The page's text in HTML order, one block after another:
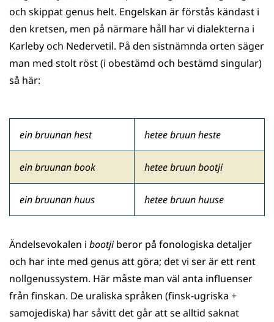
och skippat genus helt. Engelskan är förstås kändast i
den kretsen, men på närmare håll har vi dialekterna i
Karleby och Nedervetil. På den sistnämnda orten säger
man med stolt röst (i obestämd och bestämd singular)
så här:
ein bruunan hest hetee bruun heste
ein bruunan book hetee bruun bootji
ein bruunan huus hetee bruun huuse
Ändelsevokalen i bootjiberor på fonologiska detaljer
och har inte med genus att göra; det vi ser är ett rent
nollgenussystem. Här måste man väl anta influenser
från finskan. De uraliska språken (finsk-ugriska +
samojediska) har såvitt det går att se alltid saknat